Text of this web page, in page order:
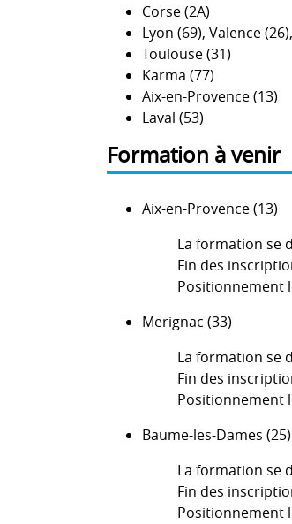
Corse (2A)
Lyon (69), Valence
Toulouse (31)
Karma (77)
Aix-en-Provence (13)
Laval (53)
Formation à venir
Aix-en-Provence (13)
La formation se
Fin des
Positionnement
Merignac (33)
La formation se
Fin des
Positionnement
Baume-les-Dames (25)
La formation se
Fin des
Positionnement